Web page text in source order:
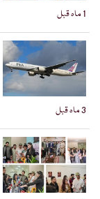
1 ماہ قبل
3 ماہ قبل